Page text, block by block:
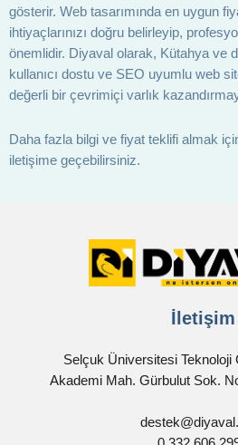
gösterir. Web tasarımında en uygun
ihtiyaçlarınızı doğru belirleyip,
önemlidir. Diyaval olarak, Kütahya ve
kullanıcı dostu ve SEO uyumlu web
değerli bir çevrimiçi varlık
Daha fazla bilgi ve fiyat teklifi almak
iletişime geçebilirsiniz.
İletişim
Selçuk Üniversitesi Teknoloji
Akademi Mah. Gürbulut Sok.